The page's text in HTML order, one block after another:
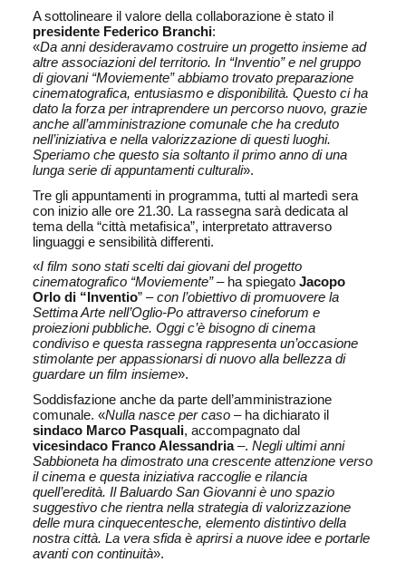
A sottolineare il valore della collaborazione è stato il
presidente Federico Branchi:
«Da anni desideravamo costruire un progetto insieme ad
altre associazioni del territorio. In “Inventio” e nel gruppo
di giovani “Moviemente” abbiamo trovato preparazione
cinematografica, entusiasmo e disponibilità. Questo ci ha
dato la forza per intraprendere un percorso nuovo, grazie
anche all’amministrazione comunale che ha creduto
nell’iniziativa e nella valorizzazione di questi luoghi.
Speriamo che questo sia soltanto il primo anno di una
lunga serie di appuntamenti culturali».
Tre gli appuntamenti in programma, tutti al martedì sera
con inizio alle ore 21.30. La rassegna sarà dedicata al
tema della “città metafisica”, interpretato attraverso
linguaggi e sensibilità differenti.
«I film sono stati scelti dai giovani del progetto
cinematografico “Moviemente”– ha spiegato Jacopo
Orlo di “Inventio” –con l’obiettivo di promuovere la
Settima Arte nell’Oglio-Po attraverso cineforum e
proiezioni pubbliche. Oggi c’è bisogno di cinema
condiviso e questa rassegna rappresenta un’occasione
stimolante per appassionarsi di nuovo alla bellezza di
guardare un film insieme».
Soddisfazione anche da parte dell’amministrazione
comunale. «Nulla nasce per caso – ha dichiarato il
sindaco Marco Pasquali, accompagnato dal
vicesindaco Franco Alessandria–. Negli ultimi anni
Sabbioneta ha dimostrato una crescente attenzione verso
il cinema e questa iniziativa raccoglie e rilancia
quell’eredità. Il Baluardo San Giovanni è uno spazio
suggestivo che rientra nella strategia di valorizzazione
delle mura cinquecentesche, elemento distintivo della
nostra città. La vera sfida è aprirsi a nuove idee e portarle
avanti con continuità».